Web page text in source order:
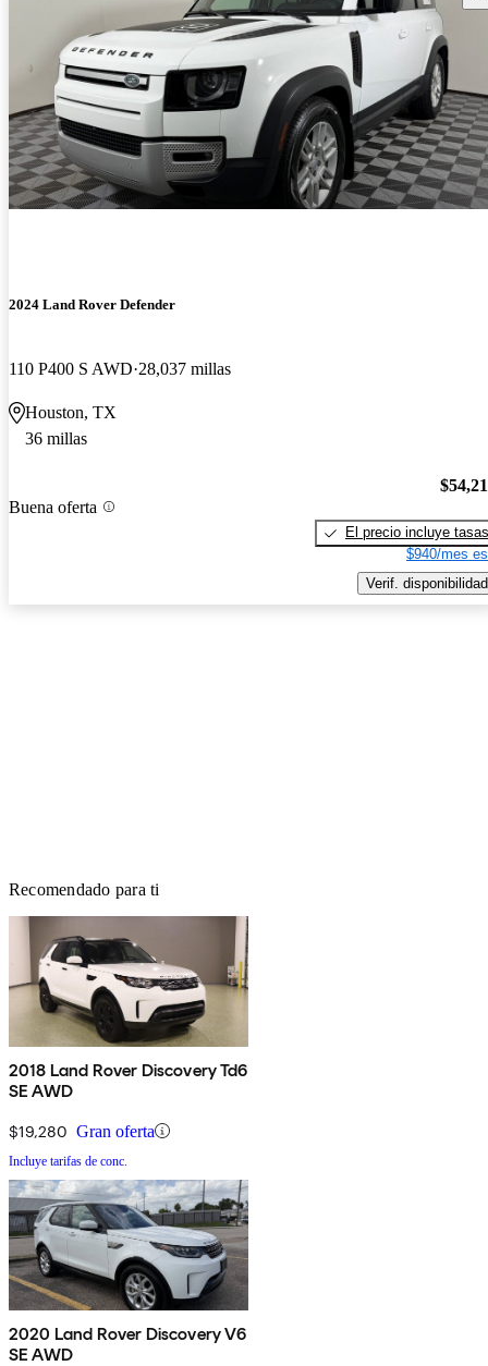
2024 Land Rover Defender
110 P400 S AWD 28,037 millas
Houston, TX
36 millas
Buena oferta
El precio incluye tasas
$940/mes
Verif. disponibilidad
Recomendado para ti
2018 Land Rover Discovery Td6
SE AWD
$19,280 Gran oferta
Incluye tarifas de conc.
2020 Land Rover Discovery V6
SE AWD